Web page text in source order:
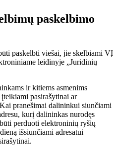
paskelbimo
paskelbti viešai, jie skelbiami VĮ
leidinyje „Juridinių
ir kitiems asmenims
pasirašytinai ar
pranešimai dalininkui siunčiami
kurį dalininkas nurodęs
perduoti elektroninių ryšių
išsiunčiami adresatui